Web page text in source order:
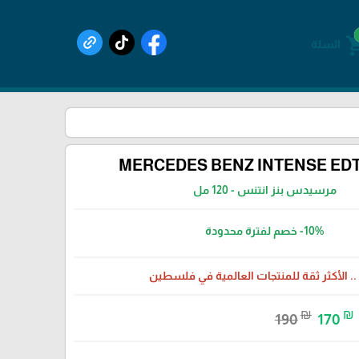
السلة
MERCEDES BENZ INTENSE
مرسيدس بنز انتنس - 120 مل
-10%خصم لفترة محدودة
.. الأكثر ثقة للمنتجات العالمية في فلسطين
190₪ 170 ₪